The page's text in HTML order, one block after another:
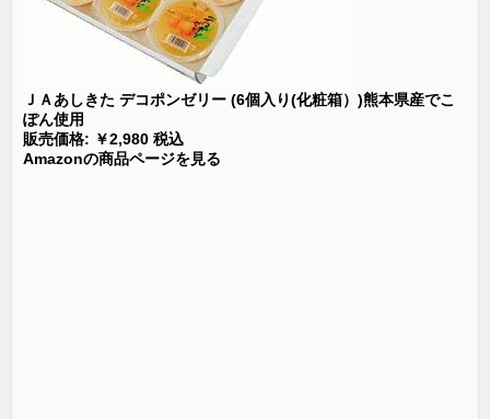
ＪＡあしきた デコポンゼリー (6個入り(化粧箱）)熊本県産でこ
ぽん使用
販売価格: ￥2,980 税込
Amazonの商品ページを見る